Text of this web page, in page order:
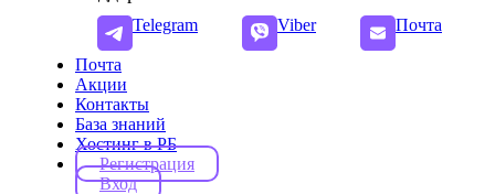
Telegram Viber Почта
Почта
Акции
Контакты
База знаний
Хостинг в РБ
Регистрация
Вход